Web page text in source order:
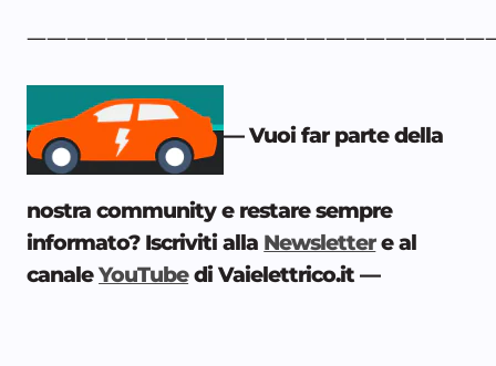
— Vuoi far parte della
nostra community e restare sempre
informato? Iscriviti alla Newslettere al
canaleYouTubedi Vaielettrico.it —